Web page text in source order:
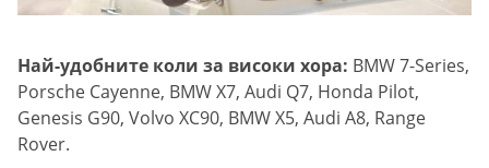
Най-удобните коли за високи хора: BMW 7-Series,
Porsche Cayenne, BMW X7, Audi Q7, Honda Pilot,
Genesis G90, Volvo XC90, BMW X5, Audi A8, Range
Rover.